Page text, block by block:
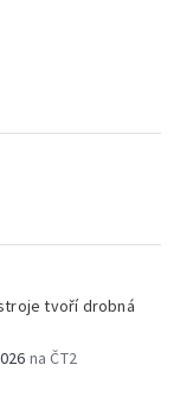
tvoří drobná
na ČT2